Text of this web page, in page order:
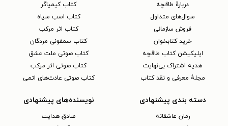
دربارهٔ طاقچه
سوال‌های متداول
فروش سازمانی
خرید کتابخوان
اپلیکیشن کتاب طاقچه
هدیه اشتراک بی‌نهایت
مجلهٔ معرفی و نقد کتاب
کتاب کیمیاگر
کتاب اسب سیاه
کتاب اثر مرکب
کتاب سمفونی مردگان
کتاب صوتی ملت عشق
کتاب صوتی اثر مرکب
کتاب صوتی عادت‌های اتمی
دسته بندی پیشنهادی
رمان عاشقانه
نویسنده‌های پیشنهادی
صادق هدایت